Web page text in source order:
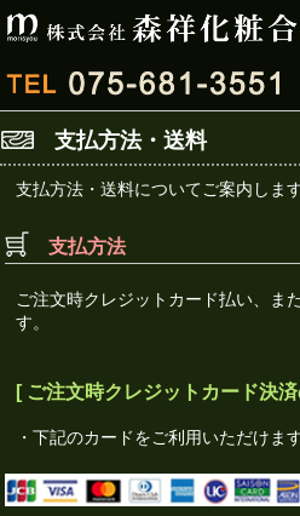
支払方法・送料
支払方法・送料についてご案内します
支払方法
ご注文時クレジットカード払い、ま
す。
[ ご注文時クレジットカード決
・下記のカードをご利用いただけます